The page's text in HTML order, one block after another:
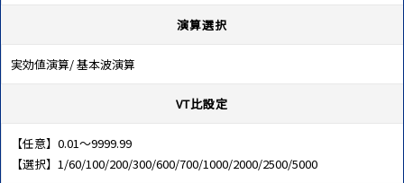
演算選択
実効値演算/ 基本波演算
VT比設定
【任意】0.01～9999.99
【選択】1/60/100/200/300/600/700/1000/2000/2500/5000